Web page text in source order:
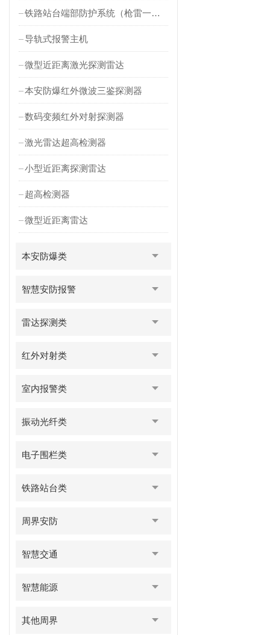
铁路站台端部防护系统（枪雷一体）
导轨式报警主机
微型近距离激光探测雷达
本安防爆红外微波三鉴探测器
数码变频红外对射探测器
激光雷达超高检测器
小型近距离探测雷达
超高检测器
微型近距离雷达
本安防爆类
智慧安防报警
雷达探测类
红外对射类
室内报警类
振动光纤类
电子围栏类
铁路站台类
周界安防
智慧交通
智慧能源
其他周界